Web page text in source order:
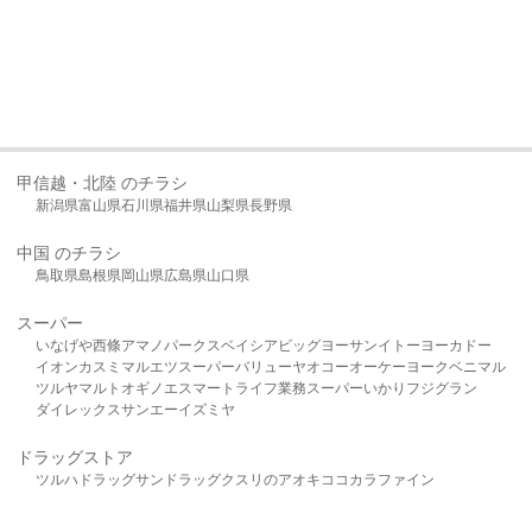
甲信越・北陸 のチラシ
新潟県富山県石川県福井県山梨県長野県
中国 のチラシ
鳥取県島根県岡山県広島県山口県
スーパー
いなげや西條アマノパークスベイシア ビッグヨーサンイトーヨーカドー
イオンカスミ マルエツスーパーバリューヤオコーオーケー ヨークベニマル
ツルヤマルト オギノ エスマート ライフ業務スーパーいかり フジグラン
ダイレックスサンエーイズミヤ
ドラッグストア
ツルハドラッグサンドラッグクスリのアオキ ココカラファイン